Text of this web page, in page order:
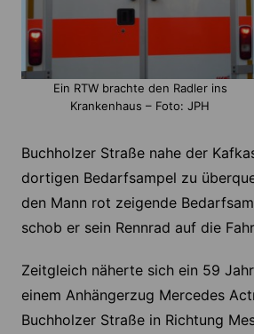
Ein RTW brachte den Radler ins
Krankenhaus – Foto: JPH
Buchholzer Straße nahe der
dortigen Bedarfsampel zu
den Mann rot zeigende
schob er sein Rennrad auf die
Zeitgleich näherte sich ein 59
einem Anhängerzug Mercedes
Buchholzer Straße in Richtung